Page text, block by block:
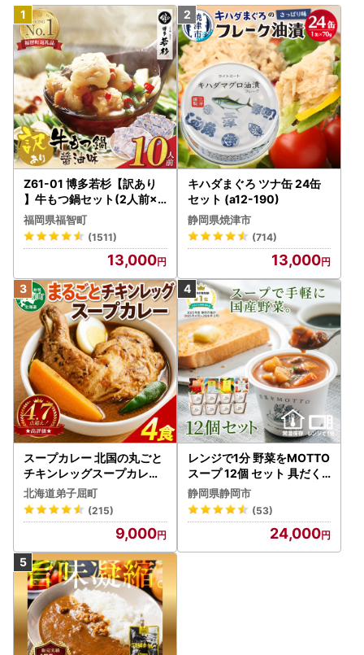
・複数ショップからページデザイン、商品画像、バナーを不
正に転用（コピー）している
・右クリックでページのソースを表示した際、ページのタイ
トルと店名が異なっている。
・会社所在地と電話番号が矛盾している、または不備がある
・会社概要や支払い方法、注文確定メールなどの日本語表記
が不自然
・正規サイトの販売価格よりも低価格で表示している（値引
き、割引商品が中心）
・振込先名が個人名となっている
万が一、入金をしてしまったなどの場合には、消費者センタ
ーや最寄の都道府県のサイバー犯罪相談窓口などの公的機関
までご相談ください。
Z61-01 博多若杉【訳あり
】牛もつ鍋セット(2人前×5
) 10人前 もつ鍋
福岡県福智町
(1511)
13,000
キハダまぐろ ツナ缶 24缶
セット (a12-190)
静岡県焼津市
(714)
13,000
スープカレー 北国の丸ごと
チキンレッグスープカレー
4個 3739
北海道弟子屈町
(215)
9,000
レンジで1分 野菜をMOTTO
スープ 12個 セット 具だく
さんスープ 朝食 惣菜 国産
野菜 常温保存
静岡県静岡市
(53)
24,000